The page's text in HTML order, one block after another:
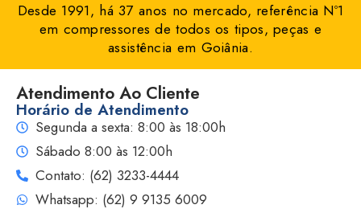
Desde 1991, há 37 anos no mercado, referência Nº1
em compressores de todos os tipos, peças e
assistência em Goiânia.
Atendimento Ao Cliente
Horário de Atendimento
Segunda a sexta: 8:00 às 18:00h
Sábado 8:00 às 12:00h
Contato: (62) 3233-4444
Whatsapp: (62) 9 9135 6009